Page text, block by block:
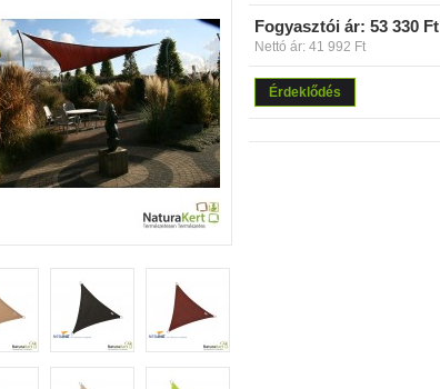
Fogyasztói ár: 53 330 Ft
Nettó ár: 41 992 Ft
Érdeklődés